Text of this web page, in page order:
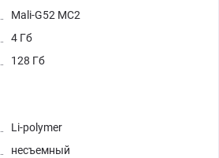
Mali-G52 MC2
4 Гб
128 Гб
Li-polymer
несъемный